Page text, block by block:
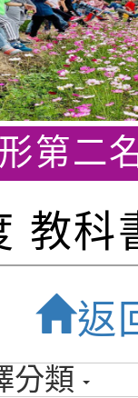
二名
教科
私
-桃
返
分類